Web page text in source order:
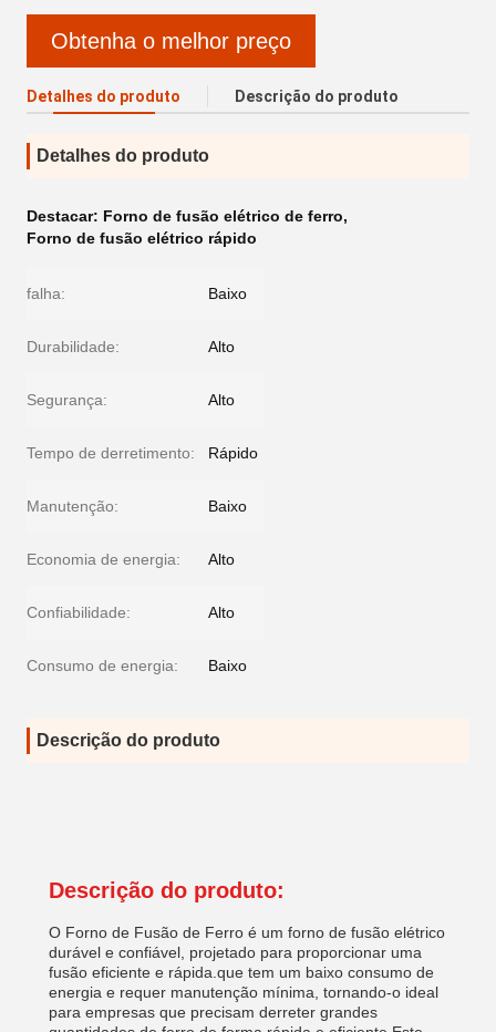
Obtenha o melhor preço
Detalhes do produto Descrição do produto
Detalhes do produto
Destacar: Forno de fusão elétrico de ferro,
Forno de fusão elétrico rápido
falha: Baixo
Durabilidade: Alto
Segurança: Alto
Tempo de derretimento: Rápido
Manutenção: Baixo
Economia de energia: Alto
Confiabilidade: Alto
Consumo de energia: Baixo
Descrição do produto
Descrição do produto:
O Forno de Fusão de Ferro é um forno de fusão elétrico
durável e confiável, projetado para proporcionar uma
fusão eficiente e rápida.que tem um baixo consumo de
energia e requer manutenção mínima, tornando-o ideal
para empresas que precisam derreter grandes